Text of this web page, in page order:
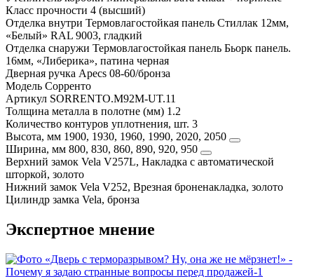
Класс прочности 4 (высший)
Отделка внутри Термовлагостойкая панель Стиллак 12мм,
«Белый» RAL 9003, гладкий
Отделка снаружи Термовлагостойкая панель Бьорк панель.
16мм, «Либерика», патина черная
Дверная ручка Apecs 08-60/бронза
Модель Сорренто
Артикул SORRENTO.M92M-UT.11
Толщина металла в полотне (мм) 1.2
Количество контуров уплотнения, шт. 3
Высота, мм 1900, 1930, 1960, 1990, 2020, 2050
Ширина, мм 800, 830, 860, 890, 920, 950
Верхний замок Vela V257L, Накладка с автоматической
шторкой, золото
Нижний замок Vela V252, Врезная броненакладка, золото
Цилиндр замка Vela, бронза
Экспертное мнение